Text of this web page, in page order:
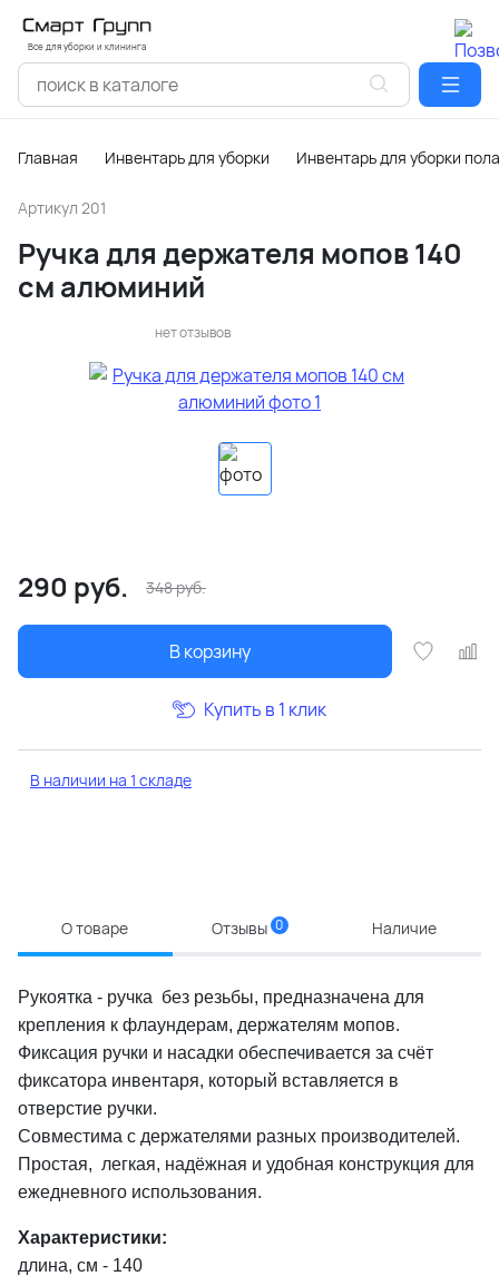
Все для уборки и клининга
Главная Инвентарь для уборки Инвентарь для уборки пола
Артикул 201
Ручка для держателя мопов 140
см алюминий
нет отзывов
290 руб. 348руб.
В корзину
Купить в 1 клик
В наличии на 1 складе
О товаре Отзывы 0 Наличие
Рукоятка - ручка без резьбы, предназначена для
крепления к флаундерам, держателям мопов.
Фиксация ручки и насадки обеспечивается за счёт
фиксатора инвентаря, который вставляется в
отверстие ручки.
Совместима с держателями разных производителей.
Простая, легкая, надёжная и удобная конструкция для
ежедневного использования.
Характеристики:
длина, см - 140